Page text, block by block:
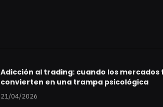
Adicción al trading: cuando los mercados
convierten en una trampa psicológica
21/04/2026